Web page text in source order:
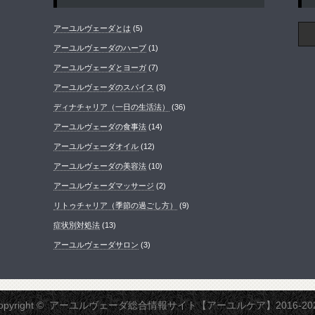
アーユルヴェーダとは (5)
アーユルヴェーダのハーブ (1)
アーユルヴェーダとヨーガ (7)
アーユルヴェーダのスパイス (3)
ディナチャリア（一日の生活法） (36)
アーユルヴェーダの食事法 (14)
アーユルヴェーダオイル (12)
アーユルヴェーダの美容法 (10)
アーユルヴェーダマッサージ (2)
リトゥチャリア（季節の過ごし方） (9)
症状別対処法 (13)
アーユルヴェーダサロン (3)
©アーユルヴェーダ総合情報サイト【アーユルケア】2016-